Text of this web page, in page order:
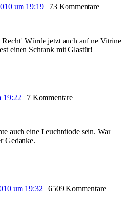
um 19:19
73 Kommentare
Würde jetzt auch auf ne Vitrine
einen Schrank mit Glastür!
19:22
7 Kommentare
auch eine Leuchtdiode sein. War
Gedanke.
um 19:32
6509 Kommentare